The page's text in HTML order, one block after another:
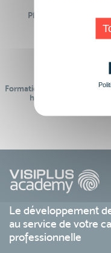
Plus de 50 formations
Formations réalisables
hors temps de travail
Le développement
au service de votre
professionnelle